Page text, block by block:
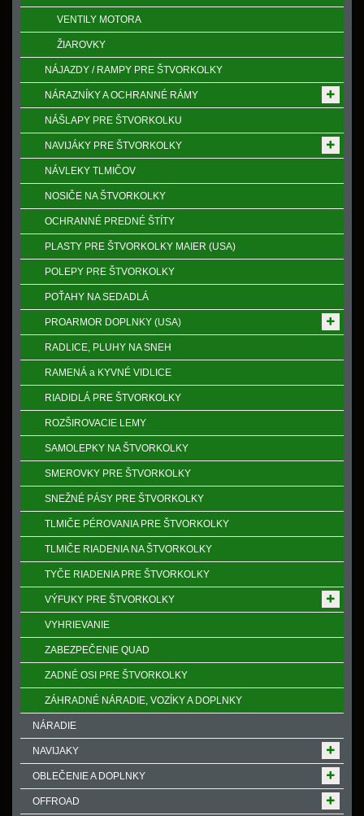
VENTILY MOTORA
ŽIAROVKY
NÁJAZDY / RAMPY PRE ŠTVORKOLKY
NÁRAZNÍKY A OCHRANNÉ RÁMY
NÁŠLAPY PRE ŠTVORKOLKU
NAVIJÁKY PRE ŠTVORKOLKY
NÁVLEKY TLMIČOV
NOSIČE NA ŠTVORKOLKY
OCHRANNÉ PREDNÉ ŠTÍTY
PLASTY PRE ŠTVORKOLKY MAIER (USA)
POLEPY PRE ŠTVORKOLKY
POŤAHY NA SEDADLÁ
PROARMOR DOPLNKY (USA)
RADLICE, PLUHY NA SNEH
RAMENÁ a KYVNÉ VIDLICE
RIADIDLÁ PRE ŠTVORKOLKY
ROZŠIROVACIE LEMY
SAMOLEPKY NA ŠTVORKOLKY
SMEROVKY PRE ŠTVORKOLKY
SNEŽNÉ PÁSY PRE ŠTVORKOLKY
TLMIČE PÉROVANIA PRE ŠTVORKOLKY
TLMIČE RIADENIA NA ŠTVORKOLKY
TYČE RIADENIA PRE ŠTVORKOLKY
VÝFUKY PRE ŠTVORKOLKY
VYHRIEVANIE
ZABEZPEČENIE QUAD
ZADNÉ OSI PRE ŠTVORKOLKY
ZÁHRADNÉ NÁRADIE, VOZÍKY A DOPLNKY
NÁRADIE
NAVIJAKY
OBLEČENIE A DOPLNKY
OFFROAD